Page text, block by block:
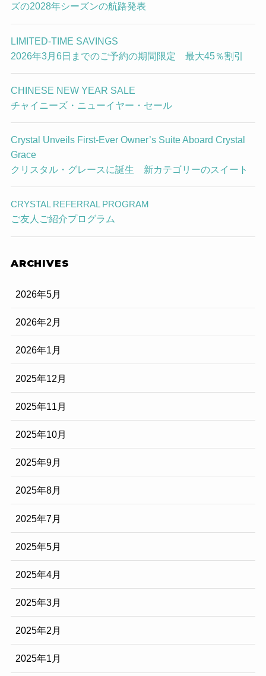
ズの2028年シーズンの航路発表
LIMITED-TIME SAVINGS
2026年3月6日までのご予約の期間限定 最大45％割引
CHINESE NEW YEAR SALE
チャイニーズ・ニューイヤー・セール
Crystal Unveils First-Ever Owner’s Suite Aboard Crystal
Grace
クリスタル・グレースに誕生 新カテゴリーのスイート
CRYSTAL REFERRAL PROGRAM
ご友人ご紹介プログラム
ARCHIVES
2026年5月
2026年2月
2026年1月
2025年12月
2025年11月
2025年10月
2025年9月
2025年8月
2025年7月
2025年5月
2025年4月
2025年3月
2025年2月
2025年1月